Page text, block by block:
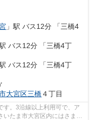
」駅 バス12分 「三橋4
駅 バス12分 「三橋4丁
駅 バス12分 「三橋4丁
大宮区三橋４丁目
す。3沿線以上利用可で、ア
いたま市大宮区内にはさまざ